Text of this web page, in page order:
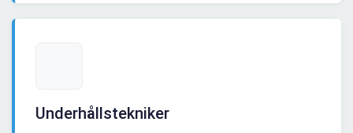
Underhållstekniker